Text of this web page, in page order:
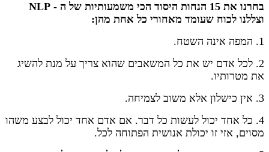
בחרנו את 15 הנחות היסוד הכי משמעותיות של ה - NLP
וצללנו לכוח שעומד מאחורי כל אחת מהן:
1. המפה אינה השטח.
2. לכל אדם יש את כל המשאבים שהוא צריך על מנת להשיג
את מטרותיו.
3. אין כישלון אלא משוב לצמיחה.
4. כל אחד יכול לעשות כל דבר. אם אדם אחד יכול לבצע משהו
מסוים, אזי זו יכולת אנושית הפתוחה לכל.